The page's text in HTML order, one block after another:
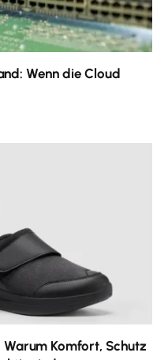
Wenn die Cloud
Komfort, Schutz